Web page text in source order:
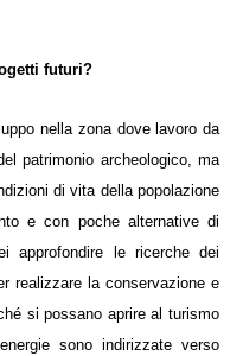
futuri?
nella zona dove lavoro da
patrimonio archeologico, ma
di vita della popolazione
e con poche alternative di
approfondire le ricerche dei
realizzare la conservazione e
si possano aprire al turismo
sono indirizzate verso